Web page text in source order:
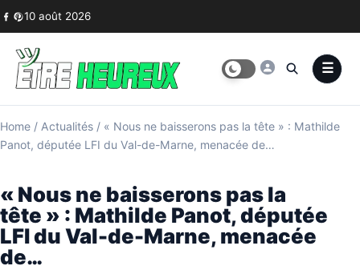
Skip to content
10 août 2026
Home / Actualités / « Nous ne baisserons pas la tête » : Mathilde
Panot, députée LFI du Val-de-Marne, menacée de…
« Nous ne baisserons pas la
tête » : Mathilde Panot, députée
LFI du Val-de-Marne, menacée
de…